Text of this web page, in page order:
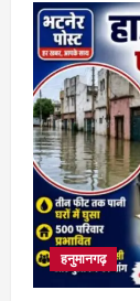
हनुमानगढ़